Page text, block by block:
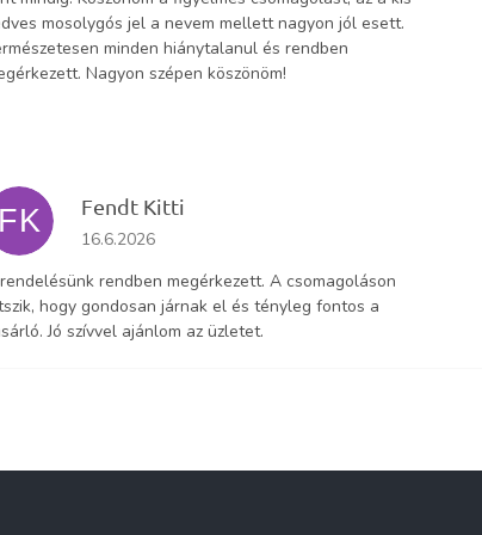
mosolygós jel a nevem mellett nagyon jól esett.
minden hiánytalanul és rendben
Nagyon szépen köszönöm!
FK Fendt Kitti
Az áruház értékelése 5-ből 5 csillag.
16.6.2026
rendben megérkezett. A csomagoláson
hogy gondosan járnak el és tényleg fontos a
Jó szívvel ajánlom az üzletet.